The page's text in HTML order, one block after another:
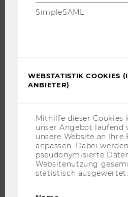
KARRIERENETZWERKE AN DER
WU COMMUNITY
STUDIERENDE
SimpleSAML
WEBSTATISTIK COOKIES
ANBIETER)
Mithilfe dieser Cookies
unser Angebot laufend
unsere Website an Ihre
anpassen. Dabei werden
pseudonymisierte
Websitenutzung
statistisch ausgewertet.